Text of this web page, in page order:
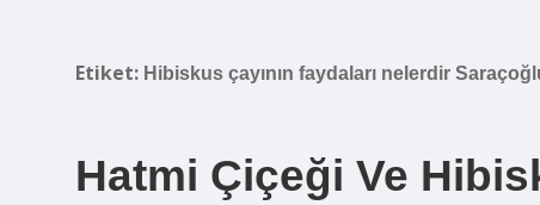
Etiket: Hibiskus çayının faydaları nelerdir
Hatmi Çiçeği Ve